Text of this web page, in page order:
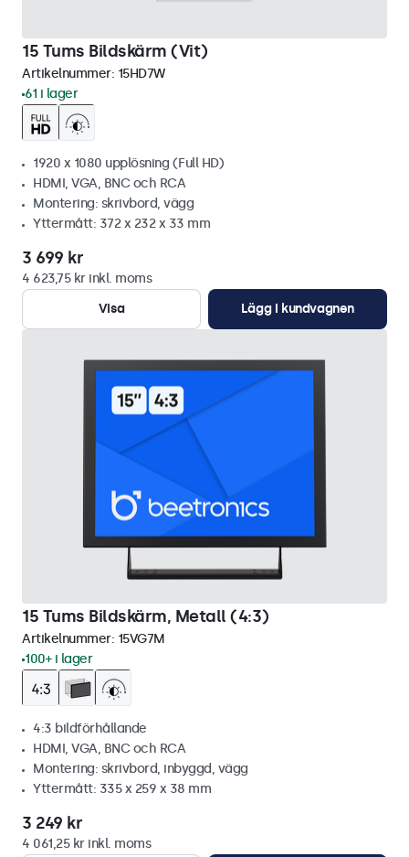
15 Tums Bildskärm (Vit)
Artikelnummer: 15HD7W
61 i lager
1920 x 1080 upplösning (Full HD)
HDMI, VGA, BNC och RCA
Montering: skrivbord, vägg
Yttermått: 372 x 232 x 33 mm
3 699 kr
4 623,75 kr inkl. moms
Visa
Lägg i kundvagnen
15 Tums Bildskärm, Metall (4:3)
Artikelnummer: 15VG7M
100+ i lager
4:3 bildförhållande
HDMI, VGA, BNC och RCA
Montering: skrivbord, inbyggd, vägg
Yttermått: 335 x 259 x 38 mm
3 249 kr
4 061,25 kr inkl. moms